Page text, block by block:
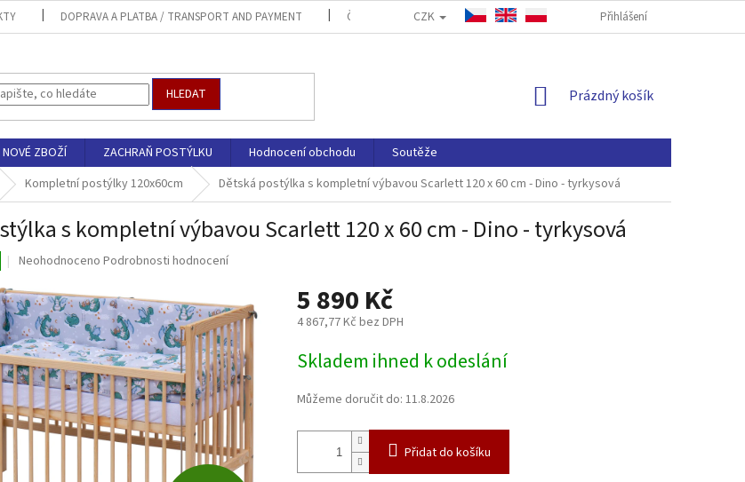
DOPRAVA A PLATBA / TRANSPORT AND PAYMENT ČASTÉ DOTAZY FORMULÁŘ PRO ODSTOUPENÍ OD SMLOUVY
CZK Přihlášení
HLEDAT
NÁKUPNÍ
Prázdný košík
NOVÉ ZBOŽÍ ZACHRAŇ POSTÝLKU Hodnocení obchodu
Soutěže
Kompletní postýlky 120x60cm Dětská postýlka s kompletní výbavou Scarlett 120 x 60 cm - Dino - tyrkysová
s kompletní výbavou Scarlett 120 x 60 cm - Dino - tyrkysová
Průměrné
produktu
je
0,0
z
5
hvězdiček.
Neohodnoceno Podrobnosti hodnocení
5 890 Kč
4 867,77 Kč bez DPH
cena:
Skladem ihned k odeslání
Můžeme doručit do: 11.8.2026
Přidat do košíku